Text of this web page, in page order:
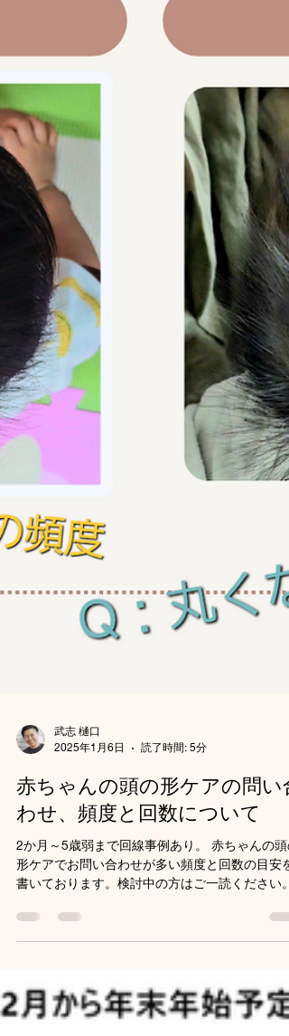
2025年1月6日
読了時間: 5分
赤ちゃんの頭の形ケアの問い合
わせ、頻度と回数について
2か月～5歳弱まで回線事例あり。 赤ちゃんの頭
形ケアでお問い合わせが多い頻度と回数の目安を
書いております。検討中の方はご一読ください。